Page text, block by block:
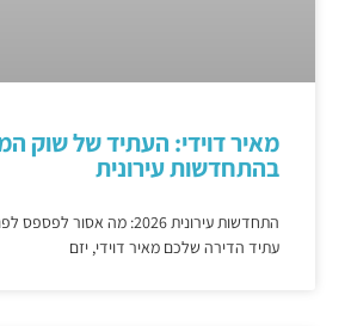
מאיר דוידי: העתיד של שוק
בהתחדשות עירונית
התחדשות עירונית 2026: מה
עתיד הדירה שלכם מאיר דוידי, יזם